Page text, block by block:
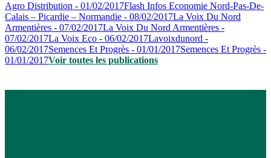
Agro Distribution - 01/02/2017Flash Infos Economie Nord-Pas-De-
Calais – Picardie – Normandie - 08/02/2017La Voix Du Nord
Armentières - 07/02/2017La Voix Du Nord Armentières -
07/02/2017La Voix Eco - 06/02/2017Lavoixdunord -
06/02/2017Semences Et Progrès - 01/01/2017Semences Et Progrès -
01/01/2017Voir toutes les publications